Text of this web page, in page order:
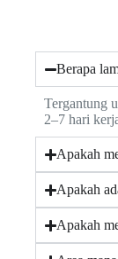
Berapa
Tergantung
2–7 hari
Apakah
Apakah
Apakah